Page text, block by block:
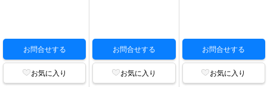
お問合せする
お気に入り
お問合せする
お気に入り
お問合せする
お気に入り